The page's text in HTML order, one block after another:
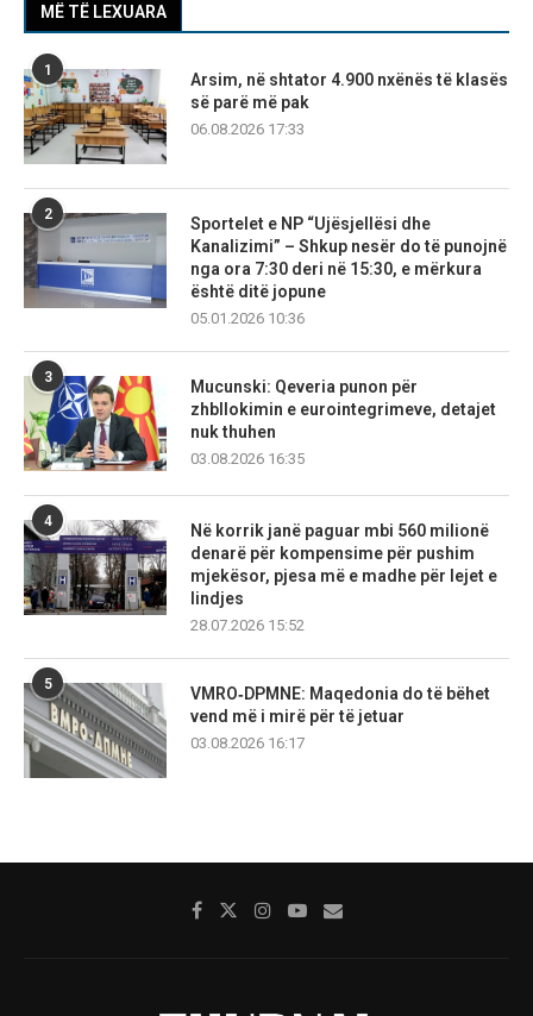
MË TË LEXUARA
1
Arsim, në shtator 4.900 nxënës të klasës
së parë më pak
06.08.2026 17:33
2
Sportelet e NP “Ujësjellësi dhe
Kanalizimi” – Shkup nesër do të punojnë
nga ora 7:30 deri në 15:30, e mërkura
është ditë jopune
05.01.2026 10:36
3
Mucunski: Qeveria punon për
zhbllokimin e eurointegrimeve, detajet
nuk thuhen
03.08.2026 16:35
4
Në korrik janë paguar mbi 560 milionë
denarë për kompensime për pushim
mjekësor, pjesa më e madhe për lejet e
lindjes
28.07.2026 15:52
5
VMRO‑DPMNE: Maqedonia do të bëhet
vend më i mirë për të jetuar
03.08.2026 16:17